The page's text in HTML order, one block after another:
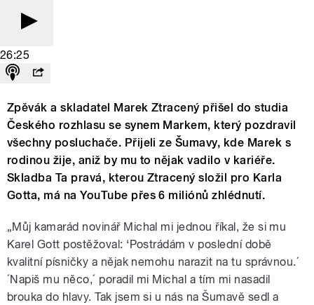
26:25
Zpěvák a skladatel Marek Ztracený přišel do studia
Českého rozhlasu se synem Markem, který pozdravil
všechny posluchače. Přijeli ze Šumavy, kde Marek s
rodinou žije, aniž by mu to nějak vadilo v kariéře.
Skladba Ta pravá, kterou Ztracený složil pro Karla
Gotta, má na YouTube přes 6 miliónů zhlédnutí.
„Můj kamarád novinář Michal mi jednou říkal, že si mu
Karel Gott postěžoval: ‘Postrádám v poslední době
kvalitní písničky a nějak nemohu narazit na tu správnou.´
´Napiš mu něco,´ poradil mi Michal a tím mi nasadil
brouka do hlavy. Tak jsem si u nás na Šumavě sedl a